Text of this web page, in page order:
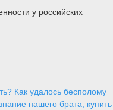
у российских
Как удалось бесполому
нашего брата, купить